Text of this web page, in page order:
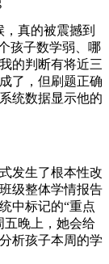
真的被震撼到
孩子数学弱、哪
的判断有将近三
了，但刷题正确
统数据显示他的
发生了根本性改
级整体学情报告
中标记的“重点
五晚上，她会给
析孩子本周的学